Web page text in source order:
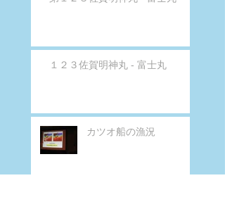
１２３佐賀明神丸 - 富士丸
カツオ船の漁況